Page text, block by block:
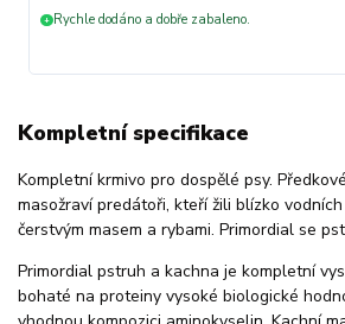
+ Rychle dodáno a dobře zabaleno.
Kompletní specifikace
Kompletní krmivo pro dospělé psy.
masožraví predátoři, kteří žili blízko
čerstvým masem a rybami. Primordial se
Primordial pstruh a kachna je kompletní
bohaté na proteiny vysoké biologické